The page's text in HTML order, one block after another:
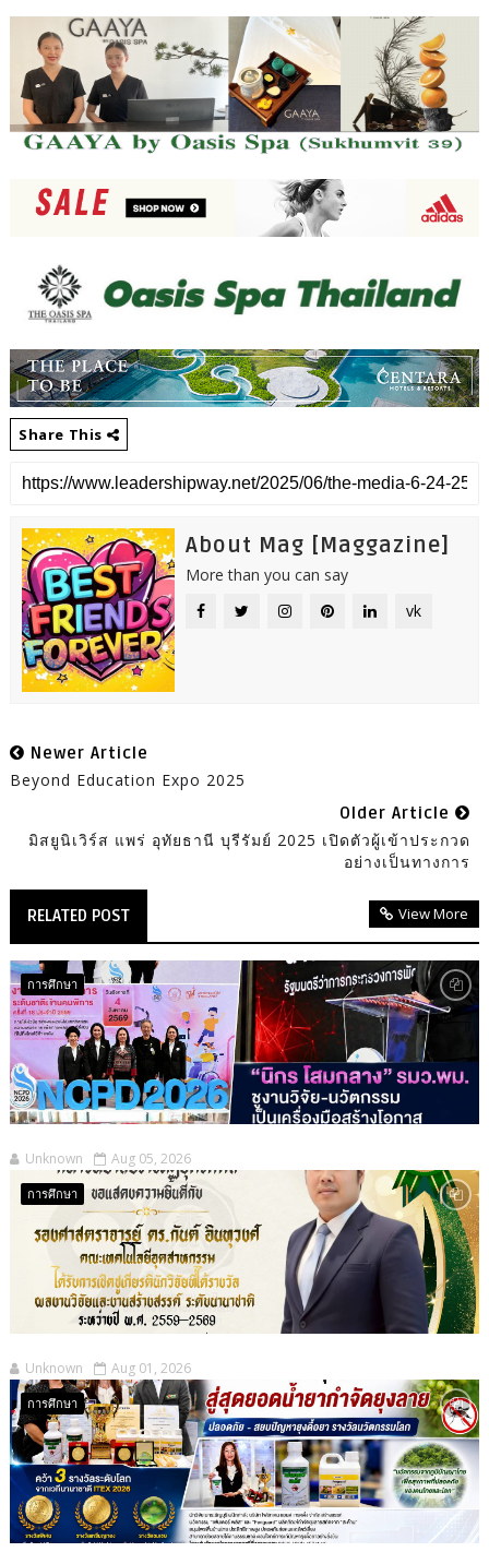
Share This
About Mag [Maggazine]
More than you can say
vk
Newer Article
Beyond Education Expo 2025
Older Article
มิสยูนิเวิร์ส แพร่ อุทัยธานี บุรีรัมย์ 2025 เปิดตัวผู้เข้าประกวด
อย่างเป็นทางการ
RELATED POST View More
การศึกษา
Unknown Aug 05, 2026
การศึกษา
Unknown Aug 01, 2026
การศึกษา